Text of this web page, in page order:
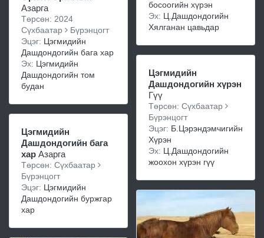
Азарга
Төрсөн: 2024
Сүхбаатар
Бүрэнцогт
Эцэг: Цэгмидийн
Дашдондогийн бага хар
Эх: Цэгмидийн
Дашдондогийн том
будан
Цэгмидийн
Дашдондогийн бага
хар Азарга
Төрсөн: Сүхбаатар
Бүрэнцогт
Эцэг: Цэгмидийн
Дашдондогийн буржгар
хар
босоогийн хүрэн
Эх: Ц.Дашдондогийн
Хялганан цавьдар
Цэгмидийн
Дашдондогийн хүрэн
Гүү
Төрсөн: Сүхбаатар
Бүрэнцогт
Эцэг: Б.Цэрэндэмчигийн
Хүрэн
Эх: Ц.Дашдондогийн
жоохон хүрэн гүү